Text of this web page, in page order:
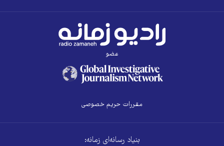
عضو
مقررات حریم خصوصی
بنیاد رسانه‌ای زمانه: